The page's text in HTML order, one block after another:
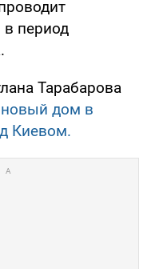
период
Тарабарова
новый дом в
Киевом.